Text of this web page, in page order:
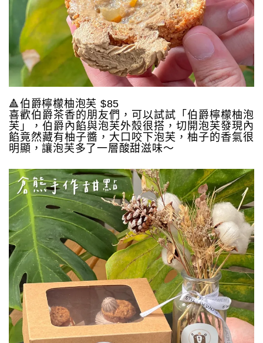
🔺伯爵檸檬柚泡芙 $85
喜歡伯爵茶香的朋友們，可以試試「伯爵檸檬柚泡
芙」，伯爵內餡與泡芙外殼很搭，切開泡芙發現內
餡竟然藏有柚子醬，大口咬下泡芙，柚子的香氣很
明顯，讓泡芙多了一層酸甜滋味～